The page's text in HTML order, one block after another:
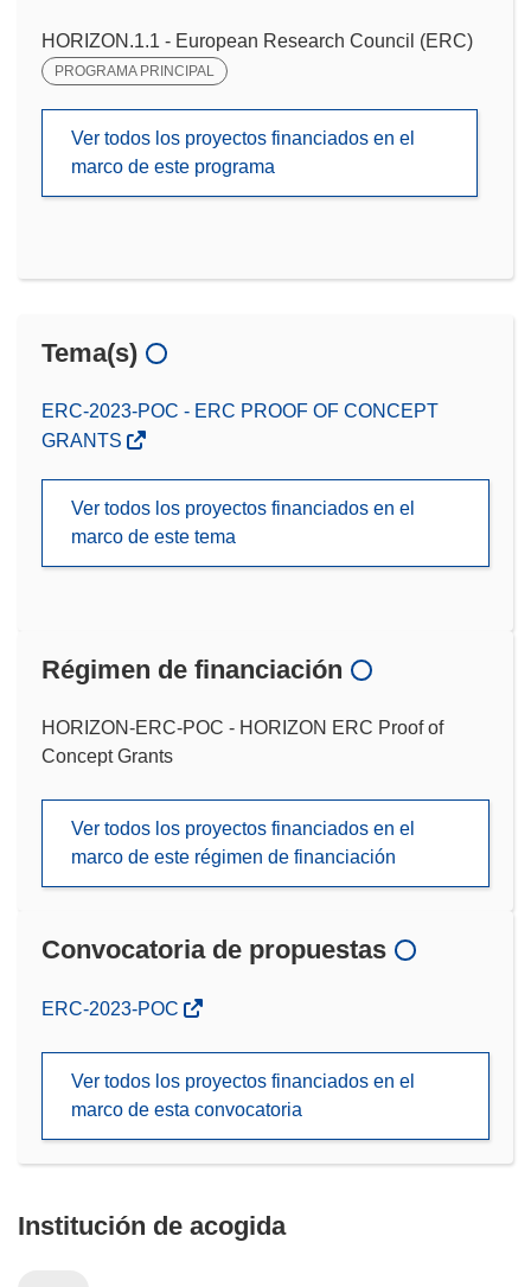
HORIZON.1.1 - European Research Council (ERC)
PROGRAMA PRINCIPAL
Ver todos los proyectos financiados en el
marco de este programa
Tema(s)
ERC-2023-POC - ERC PROOF OF CONCEPT
GRANTS
Ver todos los proyectos financiados en el
marco de este tema
Régimen de financiación
HORIZON-ERC-POC - HORIZON ERC Proof of
Concept Grants
Ver todos los proyectos financiados en el
marco de este régimen de financiación
Convocatoria de propuestas
(se
nueva
ERC-2023-POC
Ver todos los proyectos financiados en el
marco de esta convocatoria
Institución de acogida